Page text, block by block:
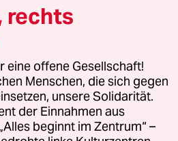
GmbH
Fragen oder für Genehmigungen
Kommune-Richtlinien
rechts
offene Gesellschaft!
Menschen, die sich gegen
unsere Solidarität.
der Einnahmen aus
beginnt im Zentrum“ –